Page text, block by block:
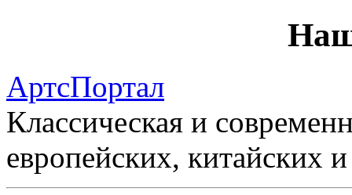
АртсПортал
Классическая и
европейских, китайских